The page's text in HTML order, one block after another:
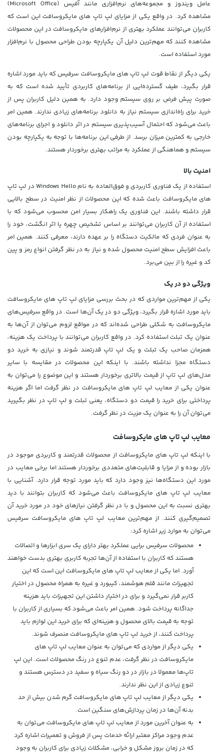
عامل ویندوز و مجموعه‌های نرم‌افزاری مانند آفیس (Microsoft Office
)
مشاهده کرد. در واقع یکی از مزایای لپ تاپ‌ های مایکروسافت این است که
کاربران می‌توانند عملکرد بهتری از نرم‌افزارهای مایکروسافت در این محصولات
مشاهده کنند که مهم‌ترین دلیل آن یکپارچه بودن طراحی محصول با نرم‌افزار
مورد استفاده است.
یکی دیگر از نقاط قوت لپ تاپ‌ های مایکروسافت سرفیس که باید مورد اشاره
قرار بگیرد، طیف گسترده‌ایی از برنامه‌های کاربردی تأیید شده است که به
صورت پیش فرض بر روی سیستم وجود دارد. به همین دلیل کاربران پس از
خرید برای راه‌اندازی سیستم نیاز به دانلود برنامه‌های زیادی ندارند. همین امر
باعث می‌شود که احتمال آسیب‌پذیری سیستم در اثر دانلود و اجرای برنامه‌های
خارجی به کمترین میزان برسد. از طرفی این برنامه‌ها با توجه به یکپارچه بودن
سیستم و هماهنگی از عملکرد به مراتب بهتری برخوردار هستند.
امنیت بالا
استفاده از یک فناوری کاربردی و فوق‌العاده به نام Windows Hello در لپ تاپ‌
های مایکروسافت باعث شده که این محصولات از نظر امنیت در سطح بالایی
قرار داشته باشند. این فناوری یک راهکار بسیار امن محسوب می‌شود که با
استفاده از آن کاربران می‌توانند بر اساس تشخیص چهره یا اثر انگشت، خود را
به عنوان فردی که مالکیت دستگاه را بر عهده دارند، معرفی کنند. همین امر
باعث افزایش سطح امنیت محصول شده و نیاز به در نظر گرفتن انواع رمز و پین
کد و غیره را از بین می‌برد.
ویژگی دو در یک
یکی از مهم‌ترین مواردی که در بحث بررسی مزایای لپ تاپ‌ های مایکروسافت
باید مورد اشاره قرار بگیرد، ویژگی دو در یک آن‌ها است. در واقع سرفیس‌های
مایکروسافت به شکلی طراحی شده‌اند که در مواقع لزوم می‌توان از آن‌ها به
عنوان یک تبلت استفاده کرد. در واقع کاربران می‌توانند با پرداخت یک هزینه،
همزمان صاحب یک تبلت و یک لپ تاپ قدرتمند شوند و نیازی به خرید دو
دستگاه مجزا نداشته باشند. با اینکه این محصولات در مقایسه با سایر
مدل‌های لپ تاپ از قیمت بالاتری برخوردار هستند و این موضوع را می‌توان به
عنوان یکی از معایب لپ تاپ‌ های مایکروسافت در نظر گرفت اما اگر هزینه
پرداختی برای خرید را قیمت دو دستگاه، یعنی تبلت و لپ تاپ در نظر بگیرید
می‌توان آن را به عنوان یک مزیت در نظر گرفت.
معایب لپ تاپ‌ های مایکروسافت
با اینکه لپ تاپ‌ های مایکروسافت از محصولات قدرتمند و کاربردی موجود در
بازار بوده و از مزایا و قابلیت‌های متعددی برخوردار هستند اما برخی معایب در
مورد این دستگاه‌ها نیز وجود دارد که باید مورد توجه قرار دارد. آشنایی با
معایب لپ تاپ‌ های مایکروسافت باعث می‌شود که کاربران بتوانند با دید
بهتری نسبت به این محصول و با در نظر گرفتن نیازهای خود در مورد خرید آن
تصمیم‌گیری کنند. از مهم‌ترین معایب لپ تاپ‌ های مایکروسافت سرفیس
می‌توان به موارد زیر اشاره کرد:
محصولات سرفیس برایی عملکرد بهتر دارای یک سری ابزارها و اتصالات
هستند که کاربران با استفاده از آن‌ها تجربه کاربری بهتری بدست خواهند
آورد. اما یکی از معایب لپ تاپ‌ های مایکروسافت این است که این
تجهیزات مانند قلم هوشمند، کیبورد و غیره به همراه محصول در اختیار
کاربر قرار نمی‌گیرد و برای در اختیار داشتن این تجهیزات باید هزینه
جداگانه پرداخت شود. همین امر باعث می‌شود که بسیاری از کاربران با
توجه به قیمت بالای محصول و هزینه‌ای که برای خرید این لوازم باید
پرداخت کنند، از خرید لپ تاپ‌ های مایکروسافت منصرف شوند.
یکی دیگر از مواردی که می‌توان به عنوان معایب لپ تاپ‌ های
مایکروسافت در نظر گرفت، عدم تنوع در رنگ محصولات است. این لپ
تاپ‌ها معمولا در بازار در دو رنگ سیاه و سفید در دسترس هستند و
تنوع زیادی از این نظر ندارند.
یکی دیگر از معایب لپ تاپ‌ های مایکروسافت گرم شدن بیش از حد
بدنه آن‌ها در زمان پردازش‌های سنگین است.
به عنوان آخرین مورد از معایب لپ تاپ‌ های مایکروسافت می‌توان به
عدم وجود مراکز معتبر ارائه خدمات پس از فروش و تعمیرات اشاره کرد
که در زمان بروز مشکل و خرابی، مشکلات زیادی برای کاربران به وجود